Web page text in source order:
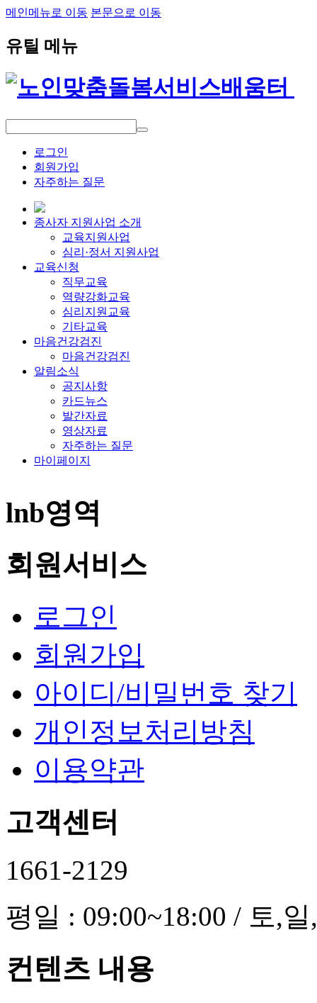
메인메뉴로 이동 본문으로 이동
유틸 메뉴
로그인
회원가입
자주하는 질문
종사자 지원사업 소개
교육지원사업
심리·정서 지원사업
교육신청
직무교육
역량강화교육
심리지원교육
기타교육
마음건강검진
마음건강검진
알림소식
공지사항
카드뉴스
발간자료
영상자료
자주하는 질문
마이페이지
lnb영역
회원서비스
로그인
회원가입
아이디/비밀번호 찾기
개인정보처리방침
이용약관
고객센터
1661-2129
평일 : 09:00~18:00 / 토,
컨텐츠 내용